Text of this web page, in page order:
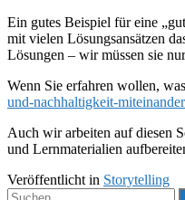
Ein gutes Beispiel für eine
mit vielen Lösungsansätzen
Lösungen – wir müssen sie
Wenn Sie erfahren wollen,
und-nachhaltigkeit-
Auch wir arbeiten auf diesen
und Lernmaterialien
Veröffentlicht in Storytelling
Suchen